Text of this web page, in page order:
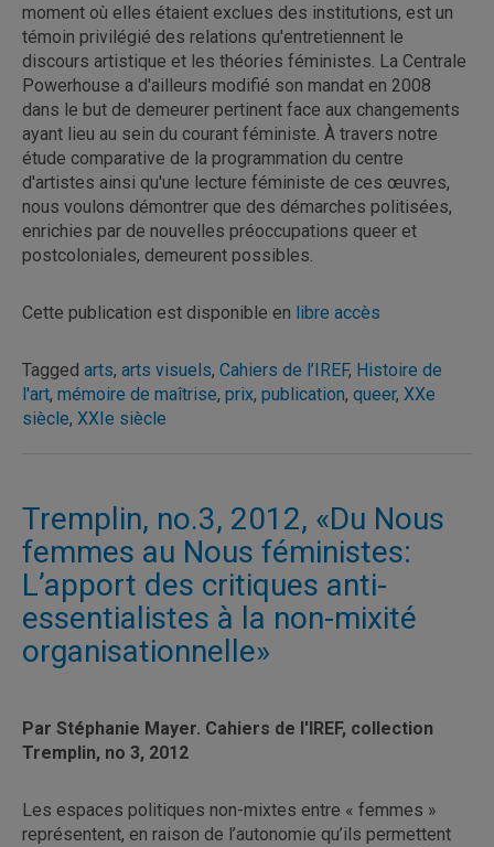
moment où elles étaient exclues des institutions, est un
témoin privilégié des relations qu'entretiennent le
discours artistique et les théories féministes. La Centrale
Powerhouse a d'ailleurs modifié son mandat en 2008
dans le but de demeurer pertinent face aux changements
ayant lieu au sein du courant féministe. À travers notre
étude comparative de la programmation du centre
d'artistes ainsi qu'une lecture féministe de ces œuvres,
nous voulons démontrer que des démarches politisées,
enrichies par de nouvelles préoccupations queer et
postcoloniales, demeurent possibles.
Cette publication est disponible en libre accès
Tagged arts, arts visuels, Cahiers de l’IREF, Histoire de
l'art, mémoire de maîtrise, prix, publication, queer, XXe
siècle, XXIe siècle
Tremplin, no.3, 2012, «Du Nous
femmes au Nous féministes:
L’apport des critiques anti-
essentialistes à la non-mixité
organisationnelle»
Par Stéphanie Mayer. Cahiers de l'IREF, collection
Tremplin, no 3, 2012
Les espaces politiques non-mixtes entre « femmes »
représentent, en raison de l’autonomie qu’ils permettent